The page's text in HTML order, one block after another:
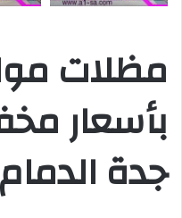
مظلات
بأسعار
جدة الدمام